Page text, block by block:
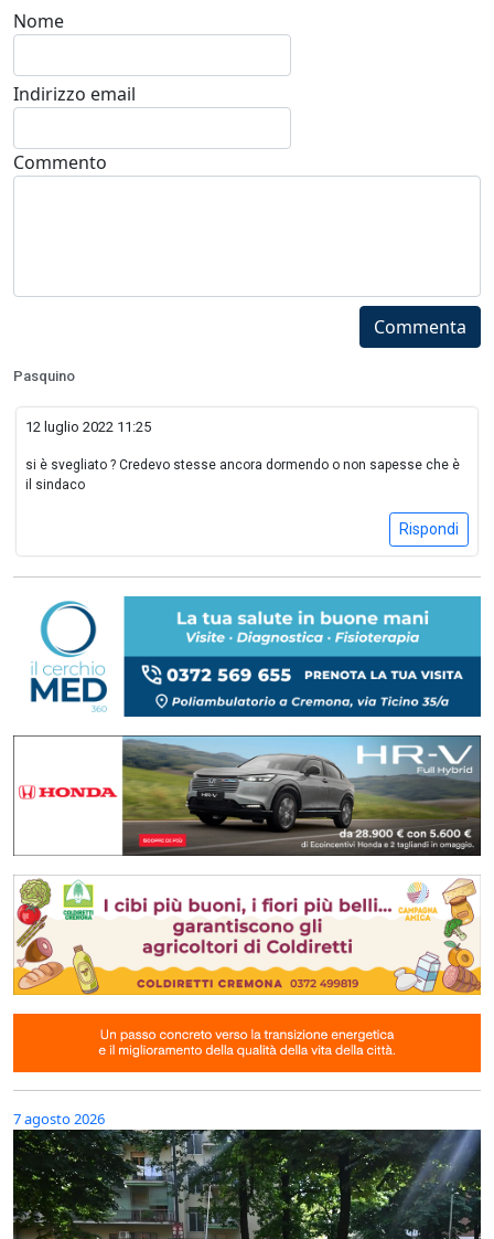
Nome
Indirizzo email
Commento
Commenta
Pasquino
12 luglio 2022 11:25
si è svegliato ? Credevo stesse ancora dormendo o non sapesse che è
il sindaco
Rispondi
7 agosto 2026